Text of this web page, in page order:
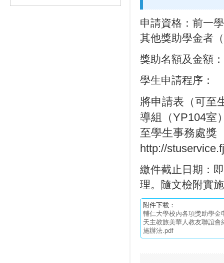
申請資格：前一
其他獎助學金者
獎助名額及金額
學生申請程序：
將申請表（可至
導組（YP104室
至學生事務處獎
http://
繳件截止日期：
理。隨文檢附實
附件下載：
輔仁大學校內各項獎助學金
天主教旅美華人教友聯誼
施辦法.pdf